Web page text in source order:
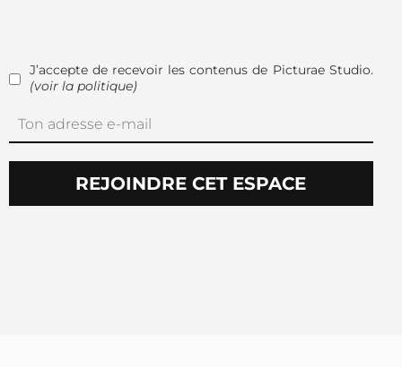
J’accepte de recevoir les contenus de Picturae Studio.
(voir la politique)
REJOINDRE CET ESPACE